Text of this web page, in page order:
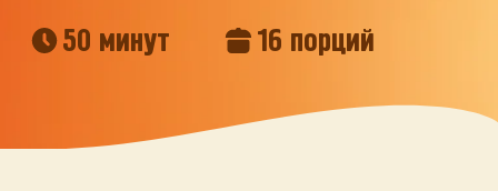
50 минут 16 порций